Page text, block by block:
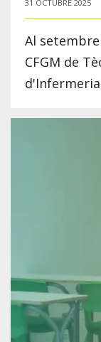
31 OCTUBRE 2025
Al
CFGM de
d'Infermeria